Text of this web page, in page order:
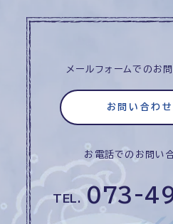
メールフォームでのお
お問い合わせ
お電話でのお問い
TEL. 073-